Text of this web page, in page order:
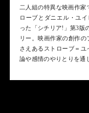
二人組の特異な映画作家
ローブとダニエル・ユ
った「シチリア!」第3版
リー。映画作家の創作
さえあるストローブ＝
論や感情のやりとりを通